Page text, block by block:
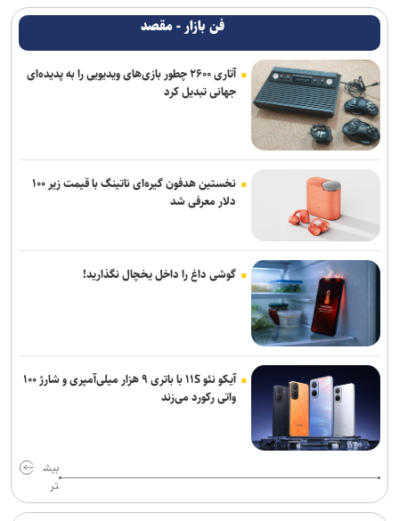
فن بازار - مقصد
آتاری ۲۶۰۰ چطور بازی‌های ویدیویی را به پدیده‌ای
جهانی تبدیل کرد
نخستین هدفون گیره‌ای ناتینگ با قیمت زیر ۱۰۰
دلار معرفی شد
گوشی داغ را داخل یخچال نگذارید!
آیکو نئو ۱۱S با باتری ۹ هزار میلی‌آمپری و شارژ ۱۰۰
واتی رکورد می‌زند
بیش
تر